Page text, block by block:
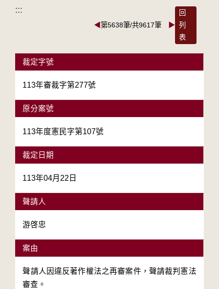
:::
◀第5638筆/共9617筆 ▶
回
列
表
裁定字號
113年審裁字第277號
原分案號
113年度憲民字第107號
裁定日期
113年04月22日
聲請人
游啓忠
案由
聲請人因違反著作權法之再審案件，聲請裁判憲法
審查。